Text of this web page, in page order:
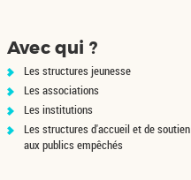
Avec qui ?
Les structures jeunesse
Les associations
Les institutions
Les structures d'accueil et de soutien
aux publics empêchés